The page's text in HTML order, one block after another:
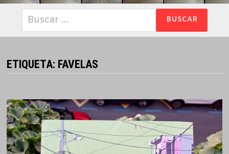
Buscar:
ETIQUETA: FAVELAS